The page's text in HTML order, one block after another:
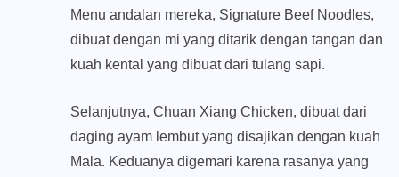
Menu andalan mereka, Signature Beef Noodles,
dibuat dengan mi yang ditarik dengan tangan dan
kuah kental yang dibuat dari tulang sapi.
Selanjutnya, Chuan Xiang Chicken, dibuat dari
daging ayam lembut yang disajikan dengan kuah
Mala. Keduanya digemari karena rasanya yang